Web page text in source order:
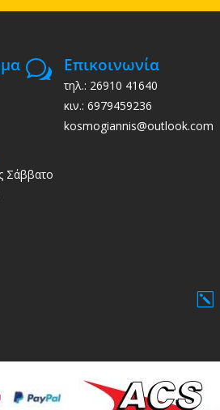
Σάββατο
w Επικοινωνία
τηλ.: 26910 41640
κιν.: 6979459236
kosmogiannis@outlook.com
k